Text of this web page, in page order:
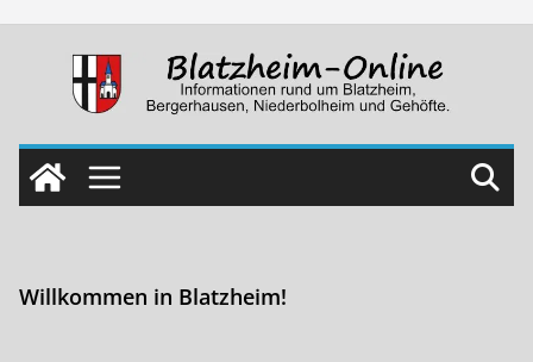
Skip
content
Willkommen in Blatzheim!